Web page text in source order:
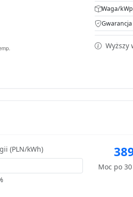
Waga/kWp
Gwarancja
Wyższy
(PLN/kWh)
Moc po